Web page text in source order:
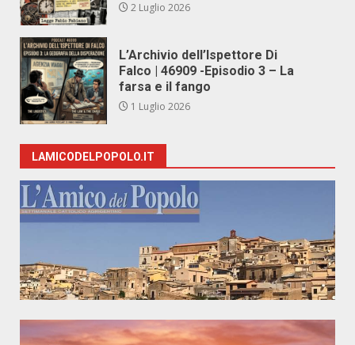
2 Luglio 2026
L’Archivio dell’Ispettore Di
Falco | 46909 -Episodio 3 – La
farsa e il fango
1 Luglio 2026
LAMICODELPOPOLO.IT